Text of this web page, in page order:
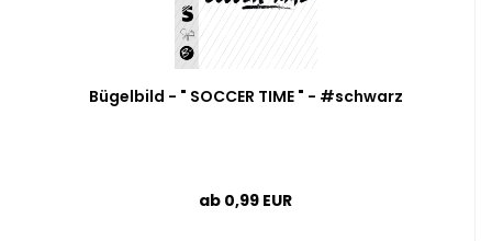
Bügelbild - " SOCCER TIME " - #schwarz
ab 0,99 EUR